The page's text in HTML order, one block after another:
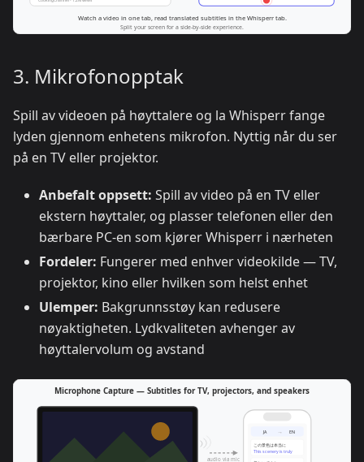
3. Mikrofonopptak
Spill av videoen på høyttalere og la Whisperr fange
lyden gjennom enhetens mikrofon. Nyttig når du ser
på en TV eller projektor.
Anbefalt oppsett: Spill av video på en TV eller
ekstern høyttaler, og plasser telefonen eller den
bærbare PC-en som kjører Whisperr i nærheten
Fordeler: Fungerer med enhver videokilde — TV,
projektor, kino eller hvilken som helst enhet
Ulemper: Bakgrunnsstøy kan redusere
nøyaktigheten. Lydkvaliteten avhenger av
høyttalervolum og avstand